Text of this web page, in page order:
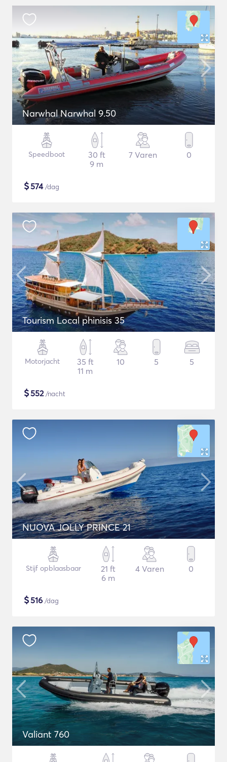
Narwhal Narwhal 9.50
Speedboot
30 ft
9 m
7 Varen 0
$574/dag
Tourism Local phinisis 35
Motorjacht
35 ft
11 m
10 5 5
$552/nacht
NUOVA JOLLY PRINCE 21
Stijf opblaasbaar
21 ft
6 m
4 Varen 0
$516 /dag
Valiant 760